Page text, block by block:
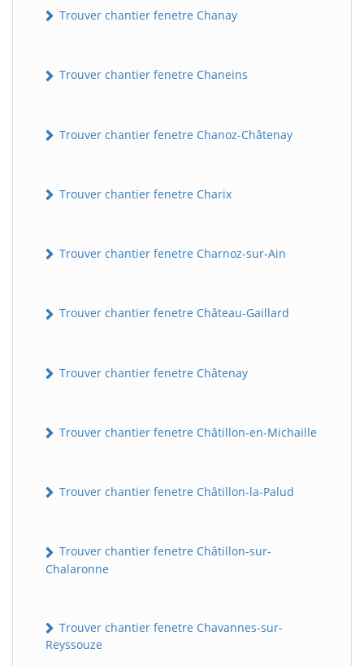
Trouver chantier fenetre Chanay
Trouver chantier fenetre Chaneins
Trouver chantier fenetre Chanoz-Châtenay
Trouver chantier fenetre Charix
Trouver chantier fenetre Charnoz-sur-Ain
Trouver chantier fenetre Château-Gaillard
Trouver chantier fenetre Châtenay
Trouver chantier fenetre Châtillon-en-Michaille
Trouver chantier fenetre Châtillon-la-Palud
Trouver chantier fenetre Châtillon-sur-
Chalaronne
Trouver chantier fenetre Chavannes-sur-
Reyssouze